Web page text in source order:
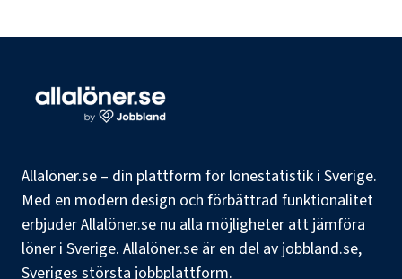
Allalöner.se – din plattform för lönestatistik i Sverige.
Med en modern design och förbättrad funktionalitet
erbjuder Allalöner.se nu alla möjligheter att jämföra
löner i Sverige. Allalöner.se är en del av jobbland.se,
Sveriges största jobbplattform.